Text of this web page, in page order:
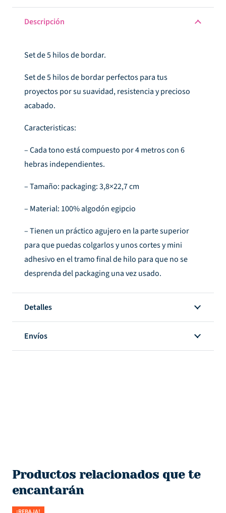
bordar
cantidad
Descripción
Set de 5 hilos de bordar.
Set de 5 hilos de bordar perfectos para tus
proyectos por su suavidad, resistencia y precioso
acabado.
Caracteristicas:
– Cada tono está compuesto por 4 metros con 6
hebras independientes.
– Tamaño: packaging: 3,8×22,7 cm
– Material: 100% algodón egipcio
– Tienen un práctico agujero en la parte superior
para que puedas colgarlos y unos cortes y mini
adhesivo en el tramo final de hilo para que no se
desprenda del packaging una vez usado.
Detalles
Envíos
Productos relacionados que te
encantarán